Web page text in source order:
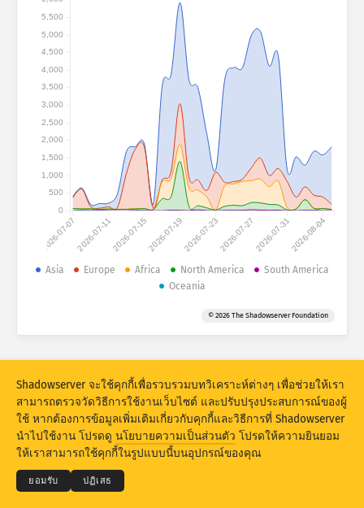
การแสดงข้อมูลด้วยภาพ
สถิติจากอุปกรณ์ IoT
Attack statistics: Vulnerabilities
Attack statistics: Devices
ความร้ายแรง
ประเทศ
แท็ก
อัปเดต รีเซ็ต
ดาวน์โหลดแบบ PNG
2026-07-072026-07-112026-07-152026-07-192026-07-232026-07-272026-07-312026-08-04
0
500
1,000
1,500
2,000
2,500
3,000
3,500
4,000
4,500
5,000
5,500
Asia Europe Africa North America
South America
Oceania
© 2026 The Shadowserver Foundation
© 2026THE SHADOWSERVER FOUNDATION
ความเป็นส่วนตัวและข้อกำหนด
ติดต่อเรา เครดิต
Shadowserver จะใช้คุกกี้เพื่อรวบรวมบทวิเคราะห์ต่างๆ เพื่อช่วยให้เรา
สามารถตรวจวัดวิธีการใช้งานเว็บไซต์ และปรับปรุงประสบการณ์ของผู้
ใช้ หากต้องการข้อมูลเพิ่มเติมเกี่ยวกับคุกกี้และวิธีการที่ Shadowserver
นำไปใช้งาน โปรดดู นโยบายความเป็นส่วนตัว โปรดให้ความยินยอม
ให้เราสามารถใช้คุกกี้ในรูปแบบนี้บนอุปกรณ์ของคุณ
ยอมรับ ปฏิเสธ